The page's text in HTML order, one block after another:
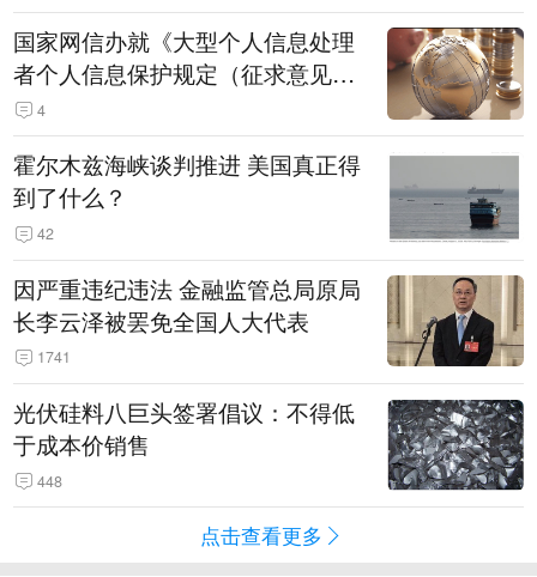
国家网信办就《大型个人信息处理
者个人信息保护规定（征求意见
稿）》公开征求意见
4
霍尔木兹海峡谈判推进 美国真正得
到了什么？
42
因严重违纪违法 金融监管总局原局
长李云泽被罢免全国人大代表
1741
光伏硅料八巨头签署倡议：不得低
于成本价销售
448
点击查看更多